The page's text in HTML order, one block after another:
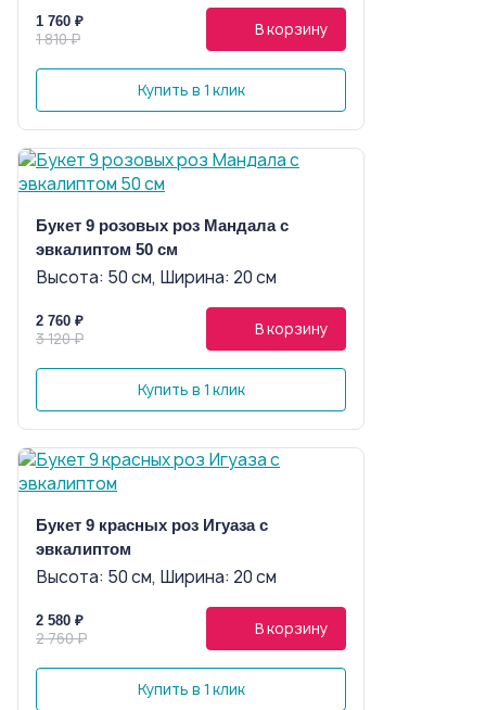
1 760 ₽
1 810 ₽ В корзину
Купить в 1 клик
Букет 9 розовых роз Мандала с
эвкалиптом 50 см
Высота: 50 см, Ширина: 20 см
2 760 ₽
3 120 ₽ В корзину
Купить в 1 клик
Букет 9 красных роз Игуаза с
эвкалиптом
Высота: 50 см, Ширина: 20 см
2 580 ₽
2 760 ₽ В корзину
Купить в 1 клик